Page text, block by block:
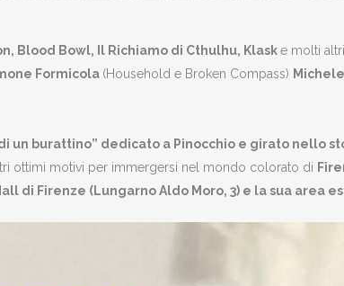
Blood Bowl, Il Richiamo di Cthulhu, Klaske molti
Formicola (Household e Broken Compass)
un burattino” dedicato a Pinocchio e girato nello
ottimi motivi per immergersi nel mondo colorato di
di Firenze (Lungarno Aldo Moro, 3) e la sua area